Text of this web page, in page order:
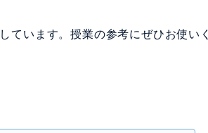
ています。授業の参考にぜひお使いく